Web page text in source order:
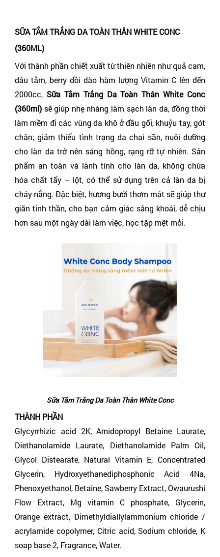
SỮA TẮM TRẮNG DA TOÀN THÂN WHITE CONC
(360ML)
Với thành phần chiết xuất từ thiên nhiên như quả cam,
dâu tằm, berry dồi dào hàm lượng Vitamin C lên đến
2000cc, Sữa Tắm Trắng Da Toàn Thân White Conc
(360ml) sẽ giúp nhẹ nhàng làm sạch làn da, đồng thời
làm mềm đi các vùng da khô ở đầu gối, khuỷu tay, gót
chân; giảm thiểu tình trạng da chai sần, nuôi dưỡng
cho làn da trở nên sáng hồng, rạng rỡ tự nhiên. Sản
phẩm an toàn và lành tính cho làn da, không chứa
hóa chất tẩy – lột, có thể sử dụng trên cả làn da bị
cháy nắng. Đặc biệt, hương bưởi thơm mát sẽ giúp thư
giãn tinh thần, cho bạn cảm giác sảng khoái, dễ chịu
hơn sau một ngày dài làm việc, học tập mệt mỏi.
Sữa Tắm Trắng Da Toàn Thân White Conc
THÀNH PHẦN
Glycyrrhizic acid 2K, Amidopropyl Betaine Laurate,
Diethanolamide Laurate, Diethanolamide Palm Oil,
Glycol Distearate, Natural Vitamin E, Concentrated
Glycerin, Hydroxyethanediphosphonic Acid 4Na,
Phenoxyethanol, Betaine, Sawberry Extract, Owaurushi
Flow Extract, Mg vitamin C phosphate, Glycerin,
Orange extract, Dimethyldiallylammonium chloride /
acrylamide copolymer, Citric acid, Sodium chloride, K
soap base-2, Fragrance, Water.